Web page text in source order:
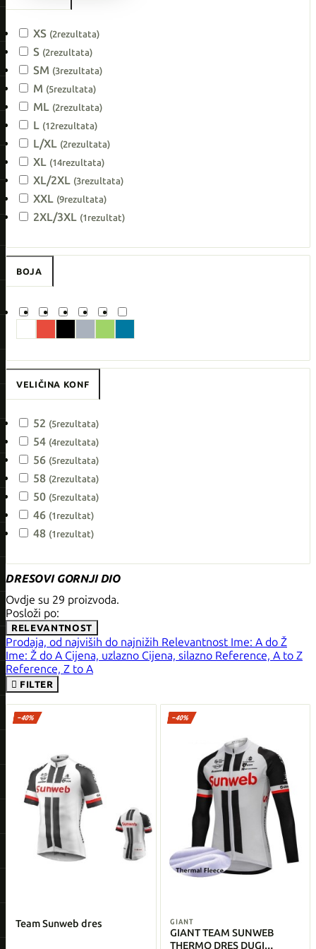
XS (2rezultata)
S (2rezultata)
SM (3rezultata)
M (5rezultata)
ML (2rezultata)
L (12rezultata)
L/XL (2rezultata)
XL (14rezultata)
XL/2XL (3rezultata)
XXL (9rezultata)
2XL/3XL (1 rezultat)
BOJA
VELIČINA KONF
52 (5rezultata)
54 (4rezultata)
56 (5rezultata)
58 (2rezultata)
50 (5rezultata)
46 (1 rezultat)
48 (1 rezultat)
DRESOVI GORNJI DIO
Ovdje su 29 proizvoda.
Posloži po:
RELEVANTNOST
Prodaja, od najviših do najnižih Relevantnost Ime: A do Ž
Ime: Ž do A Cijena, uzlazno Cijena, silazno Reference, A to Z
Reference, Z to A
 FILTER
−40%
Team Sunweb dres
−40%
GIANT
GIANT TEAM SUNWEB
THERMO DRES DUGI